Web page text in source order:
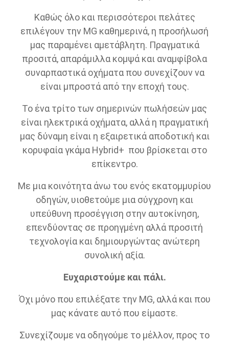
Καθώς όλο και περισσότεροι πελάτες
επιλέγουν την MG καθημερινά, η προσήλωσή
μας παραμένει αμετάβλητη. Πραγματικά
προσιτά, απαράμιλλα κομψά και αναμφίβολα
συναρπαστικά οχήματα που συνεχίζουν να
είναι μπροστά από την εποχή τους.
Το ένα τρίτο των σημερινών πωλήσεών μας
είναι ηλεκτρικά οχήματα, αλλά η πραγματική
μας δύναμη είναι η εξαιρετικά αποδοτική και
κορυφαία γκάμα Hybrid+ που βρίσκεται στο
επίκεντρο.
Με μια κοινότητα άνω του ενός εκατομμυρίου
οδηγών, υιοθετούμε μια σύγχρονη και
υπεύθυνη προσέγγιση στην αυτοκίνηση,
επενδύοντας σε προηγμένη αλλά προσιτή
τεχνολογία και δημιουργώντας ανώτερη
συνολική αξία.
Ευχαριστούμε και πάλι.
Όχι μόνο που επιλέξατε την MG, αλλά και που
μας κάνατε αυτό που είμαστε.
Συνεχίζουμε να οδηγούμε το μέλλον, προς το